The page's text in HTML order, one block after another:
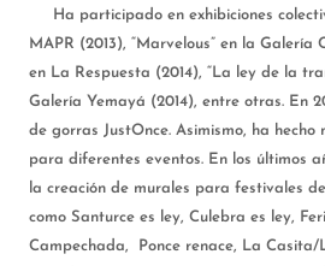
Ha participado en exhibiciones
MAPR (2013), “Marvelous” en la Galería
en La Respuesta (2014), “La ley de la
Galería Yemayá (2014), entre otras. En
de gorras JustOnce. Asimismo, ha hecho
para diferentes eventos. En los últimos
la creación de murales para festivales
como Santurce es ley, Culebra es ley,
Campechada, Ponce renace, La Casita/